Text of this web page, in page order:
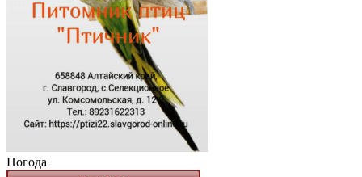
Погода